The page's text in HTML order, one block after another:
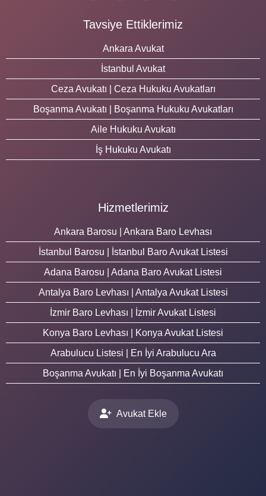
Tavsiye Ettiklerimiz
Ankara Avukat
İstanbul Avukat
Ceza Avukatı | Ceza Hukuku Avukatları
Boşanma Avukatı | Boşanma Hukuku Avukatları
Aile Hukuku Avukatı
İş Hukuku Avukatı
Hizmetlerimiz
Ankara Barosu | Ankara Baro Levhası
İstanbul Barosu | İstanbul Baro Avukat Listesi
Adana Barosu | Adana Baro Avukat Listesi
Antalya Baro Levhası | Antalya Avukat Listesi
İzmir Baro Levhası | İzmir Avukat Listesi
Konya Baro Levhası | Konya Avukat Listesi
Arabulucu Listesi | En İyi Arabulucu Ara
Boşanma Avukatı | En İyi Boşanma Avukatı
Avukat Ekle